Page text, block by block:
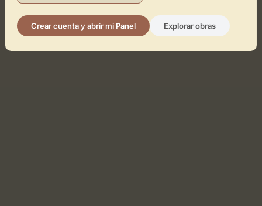
Crear cuenta y abrir mi Panel Explorar obras